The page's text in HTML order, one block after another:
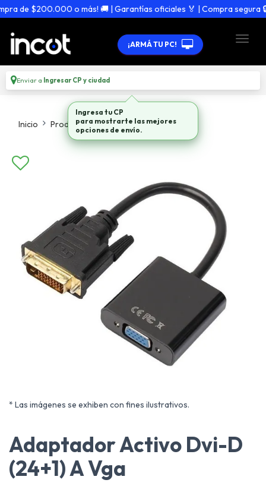
de $200.000 o más! 🚚 | Garantías oficiales 🏅 | Compra segura 🔒
¡ARMÁ TU PC!
Enviar a Ingresar CP y ciudad
Inicio Productos Adaptadores Hubs
* Las imágenes se exhiben con fines ilustrativos.
Adaptador Activo Dvi-D
(24+1) A Vga
Ingresa tu CP
para mostrarte las mejores
opciones de envío.